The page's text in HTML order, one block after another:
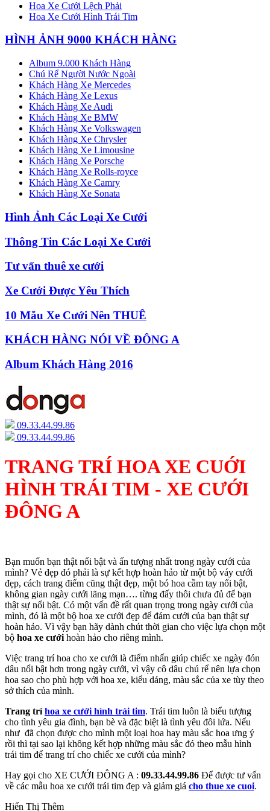
Hoa Xe Cưới Lệch Phải
Hoa Xe Cưới Hình Trái Tim
HÌNH ẢNH 9000 KHÁCH HÀNG
Album 9.000 Khách Hàng
Chú Rể Người Nước Ngoài
Khách Hàng Xe Mercedes
Khách Hàng Xe Lexus
Khách Hàng Xe Audi
Khách Hàng Xe BMW
Khách Hàng Xe Volkswagen
Khách Hàng Xe Chrysler
Khách Hàng Xe Limousine
Khách Hàng Xe Porsche
Khách Hàng Xe Rolls-royce
Khách Hàng Xe Camry
Khách Hàng Xe Sonata
Hình Ảnh Các Loại Xe Cưới
Thông Tin Các Loại Xe Cưới
Tư vấn thuê xe cưới
Xe Cưới Được Yêu Thích
10 Mẫu Xe Cưới Nên THUÊ
KHÁCH HÀNG NÓI VỀ ĐÔNG A
Album Khách Hàng 2016
09.33.44.99.86
09.33.44.99.86
TRANG TRÍ HOA XE CUỚI
HÌNH TRÁI TIM - XE CƯỚI
ĐÔNG A
Bạn muốn bạn thật nổi bật và ấn tượng nhất trong ngày cưới của
mình? Vẻ đẹp đó phải là sự kết hợp hoàn hảo từ một bộ váy cưới
đẹp, cách trang điểm cũng thật đẹp, một bó hoa cầm tay nổi bật,
không gian ngày cưới lãng mạn…. từng đấy thôi chưa đủ để bạn
thật sự nổi bật. Có một vấn đề rất quan trọng trong ngày cưới của
mình, đó là một bộ hoa xe cưới đẹp để đám cưới của bạn thật sự
hoàn hảo. Vì vậy bạn hãy dành chút thời gian cho việc lựa chọn một
bộ hoa xe cưới hoàn hảo cho riêng mình.
Việc trang trí hoa cho xe cưới là điểm nhấn giúp chiếc xe ngày đón
dâu nổi bật hơn trong ngày cưới, vì vậy cô dâu chú rể nên lựa chọn
hoa sao cho phù hợp với hoa xe, kiểu dáng, màu sắc của xe tùy theo
sở thích của mình.
Trang tríhoa xe cưới hình trái tim. Trái tim luôn là biểu tượng
cho tình yêu gia đình, bạn bè và đặc biệt là tình yêu đôi lứa. Nếu
như đã chọn được cho mình một loại hoa hay màu sắc hoa ưng ý
rồi thì tại sao lại không kết hợp những màu sắc đó theo mẫu hình
trái tim để trang trí cho chiếc xe cưới của mình?
Hay gọi cho XE CƯỚI ĐÔNG A : 09.33.44.99.86 Để được tư vấn
về các mẫu hoa xe cưới trái tim đẹp và giảm giá cho thue xe cuoi.
Hiển Thị Thêm